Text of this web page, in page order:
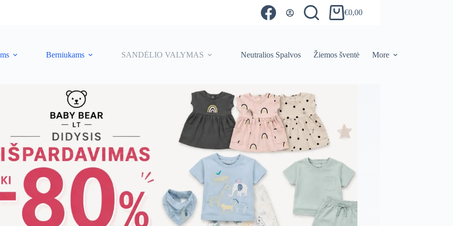
Shopping
€0,00
Berniukams SANDĖLIO VALYMAS Neutralios Spalvos Žiemos šventė More